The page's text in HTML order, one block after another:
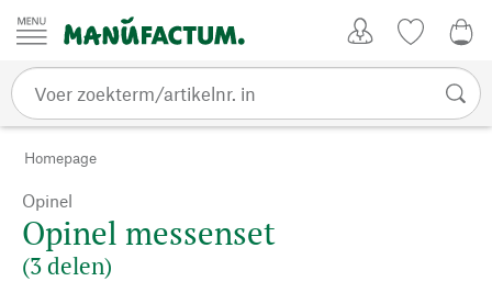
Passer au contenu
Homepage
Opinel
Opinel messenset
(3 delen)